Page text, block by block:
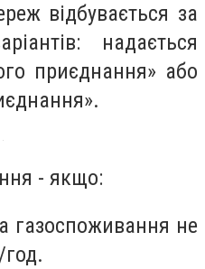
відбувається за
надається
приєднання» або
- якщо:
газоспоживання не